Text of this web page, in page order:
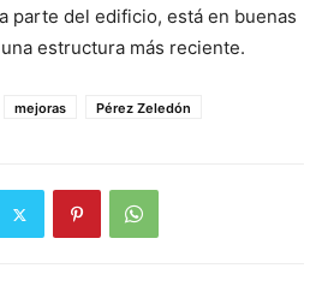
parte del edificio, está en buenas
estructura más reciente.
mejoras Pérez Zeledón